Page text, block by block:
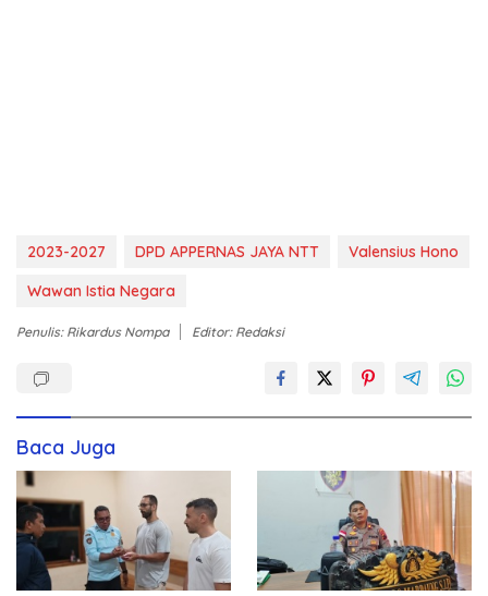
2023-2027 DPD APPERNAS JAYA NTT
Valensius Hono
Wawan Istia Negara
Penulis: Rikardus Nompa Editor: Redaksi
Baca Juga